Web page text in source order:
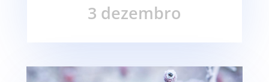
3 dezembro